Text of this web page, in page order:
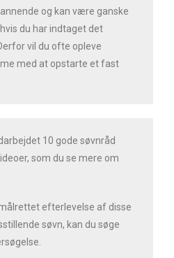
og kan være ganske
du har indtaget det
vil du ofte opleve
med at opstarte et fast
10 gode søvnråd
som du se mere om
efterlevelse af disse
søvn, kan du søge